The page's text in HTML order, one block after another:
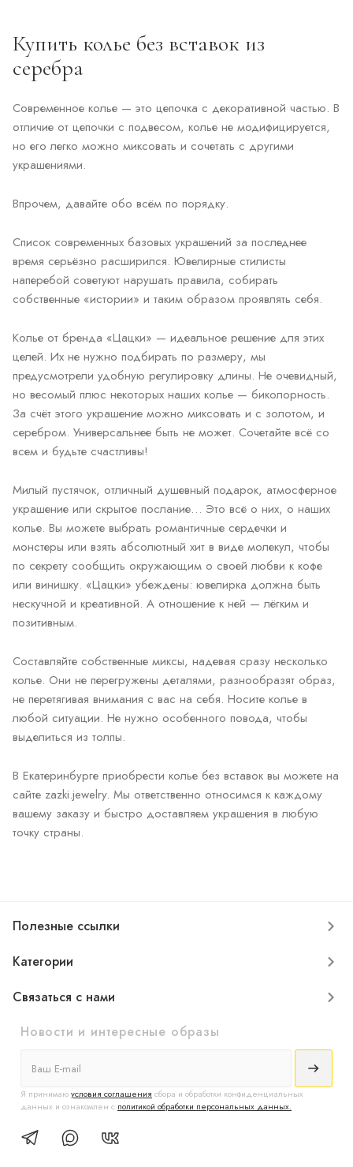
Купить колье без вставок из
серебра
Современное колье — это цепочка с декоративной частью. В
отличие от цепочки с подвесом, колье не модифицируется,
но его легко можно миксовать и сочетать с другими
украшениями.
Впрочем, давайте обо всём по порядку.
Список современных базовых украшений за последнее
время серьёзно расширился. Ювелирные стилисты
наперебой советуют нарушать правила, собирать
собственные «истории» и таким образом проявлять себя.
Колье от бренда «Цацки» — идеальное решение для этих
целей. Их не нужно подбирать по размеру, мы
предусмотрели удобную регулировку длины. Не очевидный,
но весомый плюс некоторых наших колье — биколорность.
За счёт этого украшение можно миксовать и с золотом, и
серебром. Универсальнее быть не может. Сочетайте всё со
всем и будьте счастливы!
Милый пустячок, отличный душевный подарок, атмосферное
украшение или скрытое послание… Это всё о них, о наших
колье. Вы можете выбрать романтичные сердечки и
монстеры или взять абсолютный хит в виде молекул, чтобы
по секрету сообщить окружающим о своей любви к кофе
или винишку. «Цацки» убеждены: ювелирка должна быть
нескучной и креативной. А отношение к ней — лёгким и
позитивным.
Составляйте собственные миксы, надевая сразу несколько
колье. Они не перегружены деталями, разнообразят образ,
не перетягивая внимания с вас на себя. Носите колье в
любой ситуации. Не нужно особенного повода, чтобы
выделиться из толпы.
В Екатеринбурге приобрести колье без вставок вы можете на
сайте zazki.jewelry. Мы ответственно относимся к каждому
вашему заказу и быстро доставляем украшения в любую
точку страны.
Полезные ссылки
Категории
Связаться с нами
Новости и интересные образы
Я принимаюусловия соглашения сбора и обработки конфиденциальных
данных и ознакомлен с политикой обработки персональных данных.